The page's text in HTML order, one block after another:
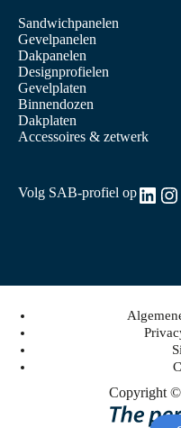
Sandwichpanelen
Gevelpanelen
Dakpanelen
Designprofielen
Gevelplaten
Binnendozen
Dakplaten
Accessoires & zetwerk
Volg SAB-profiel op
Copyright